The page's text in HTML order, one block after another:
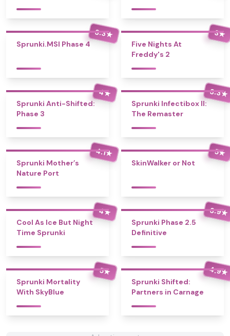
3.3★
Sprunki.MSI Phase 4
3★
Five Nights At
Freddy's 2
4★
Sprunki Anti-Shifted:
Phase 3
3.3★
Sprunki Infectibox II:
The Remaster
4.1★
Sprunki Mother’s
Nature Port
5★
SkinWalker or Not
4★
Cool As Ice But Night
Time Sprunki
3.9★
Sprunki Phase 2.5
Definitive
5★
Sprunki Mortality
With SkyBlue
4.9★
Sprunki Shifted:
Partners in Carnage